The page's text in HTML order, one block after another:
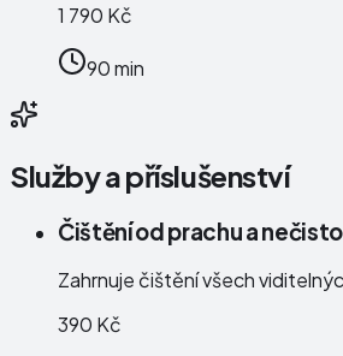
1 790 Kč
90 min
Služby a příslušenství
Čištění od prachu a
Zahrnuje čištění všech
390 Kč